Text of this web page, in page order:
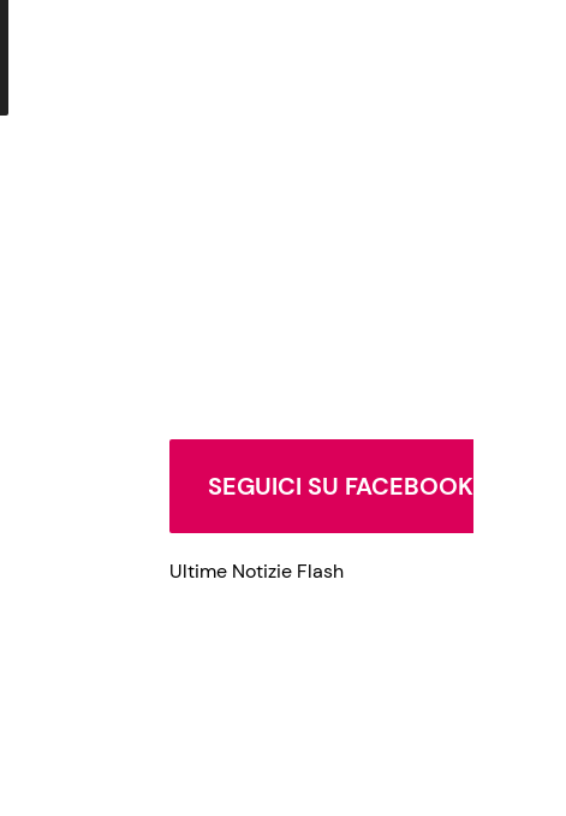
SEGUICI SU FACEBOOK
Ultime Notizie Flash